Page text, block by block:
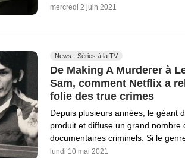
mercredi 2 juin 2021
News - Séries à la TV
De Making A Murderer à
Sam, comment Netflix a
folie des true crimes
Depuis plusieurs années, le géant
produit et diffuse un grand nombre
documentaires criminels. Si le
lundi 10 mai 2021